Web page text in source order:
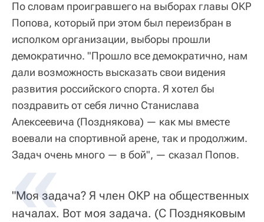
По словам проигравшего на выборах главы ОКР
Попова, который при этом был переизбран в
исполком организации, выборы прошли
демократично. "Прошло все демократично, нам
дали возможность высказать свои видения
развития российского спорта. Я хотел бы
поздравить от себя лично Станислава
Алексеевича (Позднякова) — как мы вместе
воевали на спортивной арене, так и продолжим.
Задач очень много — в бой", — сказал Попов.
"Моя задача? Я член ОКР на общественных
началах. Вот моя задача. (С Поздняковым